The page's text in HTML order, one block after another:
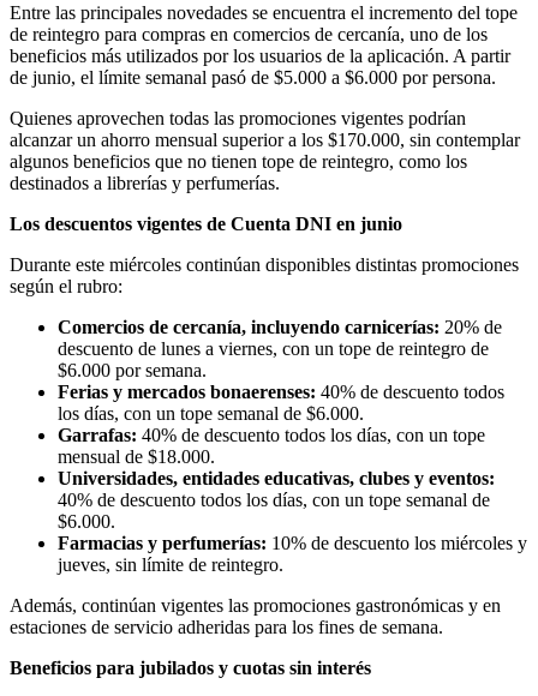
Entre las principales novedades se encuentra el incremento del tope
de reintegro para compras en comercios de cercanía, uno de los
beneficios más utilizados por los usuarios de la aplicación. A partir
de junio, el límite semanal pasó de $5.000 a $6.000 por persona.
Quienes aprovechen todas las promociones vigentes podrían
alcanzar un ahorro mensual superior a los $170.000, sin contemplar
algunos beneficios que no tienen tope de reintegro, como los
destinados a librerías y perfumerías.
Los descuentos vigentes de Cuenta DNI en junio
Durante este miércoles continúan disponibles distintas promociones
según el rubro:
Comercios de cercanía, incluyendo carnicerías: 20% de
descuento de lunes a viernes, con un tope de reintegro de
$6.000 por semana.
Ferias y mercados bonaerenses: 40% de descuento todos
los días, con un tope semanal de $6.000.
Garrafas: 40% de descuento todos los días, con un tope
mensual de $18.000.
Universidades, entidades educativas, clubes y eventos:
40% de descuento todos los días, con un tope semanal de
$6.000.
Farmacias y perfumerías: 10% de descuento los miércoles y
jueves, sin límite de reintegro.
Además, continúan vigentes las promociones gastronómicas y en
estaciones de servicio adheridas para los fines de semana.
Beneficios para jubilados y cuotas sin interés